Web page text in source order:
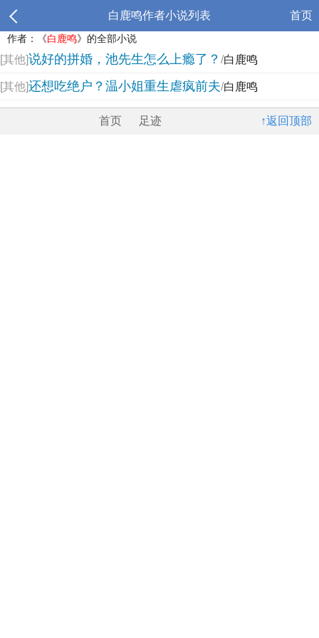
白鹿鸣作者小说列表 首页
作者：《白鹿鸣》的全部小说
[其他]说好的拼婚，池先生怎么上瘾了？ /白鹿鸣
[其他]还想吃绝户？温小姐重生虐疯前夫/白鹿鸣
↑返回顶部
首页 足迹